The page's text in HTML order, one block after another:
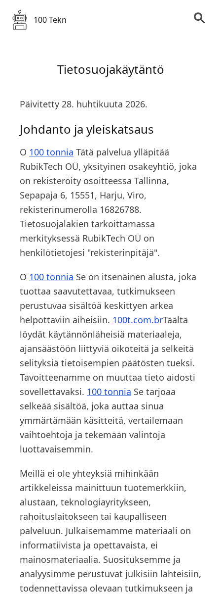
100 Tekn
Tietosuojakäytäntö
Päivitetty 28. huhtikuuta 2026.
Johdanto ja yleiskatsaus
O 100 tonnia Tätä palvelua ylläpitää
RubikTech OÜ, yksityinen osakeyhtiö, joka
on rekisteröity osoitteessa Tallinna,
Sepapaja 6, 15551, Harju, Viro,
rekisterinumerolla 16826788.
Tietosuojalakien tarkoittamassa
merkityksessä RubikTech OÜ on
henkilötietojesi "rekisterinpitäjä".
O 100 tonnia Se on itsenäinen alusta, joka
tuottaa saavutettavaa, tutkimukseen
perustuvaa sisältöä keskittyen arkea
helpottaviin aiheisiin. 100t.com.brTäältä
löydät käytännönläheisiä materiaaleja,
ajansäästöön liittyviä oikoteitä ja selkeitä
selityksiä tietoisempien päätösten tueksi.
Tavoitteenamme on muuttaa tieto aidosti
sovellettavaksi. 100 tonnia Se tarjoaa
selkeää sisältöä, joka auttaa sinua
ymmärtämään käsitteitä, vertailemaan
vaihtoehtoja ja tekemään valintoja
luottavaisemmin.
Meillä ei ole yhteyksiä mihinkään
artikkeleissa mainittuun tuotemerkkiin,
alustaan, teknologiayritykseen,
rahoituslaitokseen tai kaupalliseen
palveluun. Julkaisemamme materiaali on
informatiivista ja opettavaista, ei
mainosmateriaalia. Suosituksemme ja
analyysimme perustuvat julkisiin lähteisiin,
todennettavissa olevaan tutkimukseen ja